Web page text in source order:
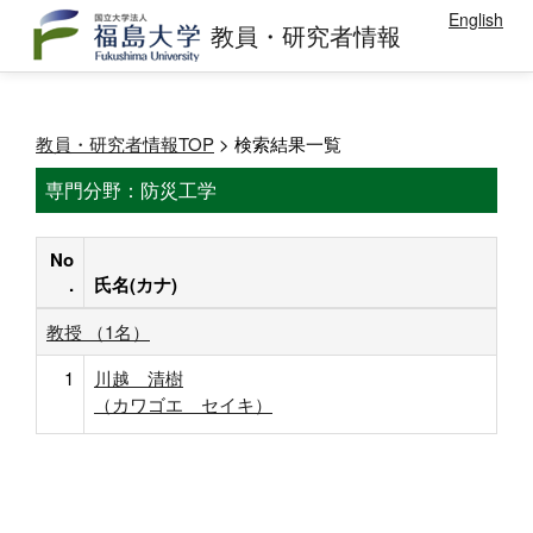
教員・研究者情報 English
教員・研究者情報TOP > 検索結果一覧
専門分野：防災工学
No
.
氏名(カナ)
教授 （1名）
1
川越 清樹
（カワゴエ セイキ）